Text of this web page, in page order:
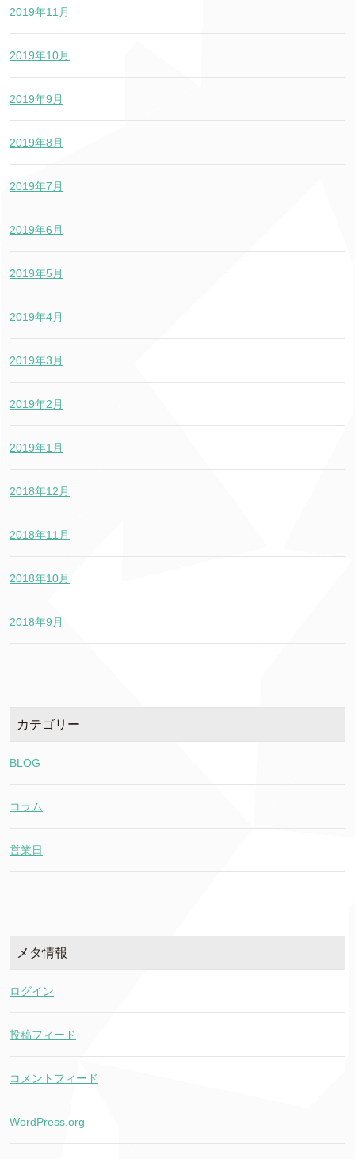
2019年11月
2019年10月
2019年9月
2019年8月
2019年7月
2019年6月
2019年5月
2019年4月
2019年3月
2019年2月
2019年1月
2018年12月
2018年11月
2018年10月
2018年9月
カテゴリー
BLOG
コラム
営業日
メタ情報
ログイン
投稿フィード
コメントフィード
WordPress.org